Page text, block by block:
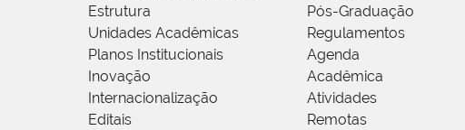
Estrutura
Unidades Acadêmicas
Planos Institucionais
Inovação
Internacionalização
Editais
Pós-Graduação
Regulamentos
Agenda
Acadêmica
Atividades
Remotas